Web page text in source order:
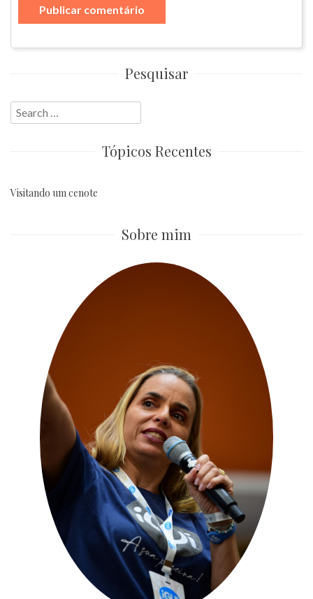
Pesquisar
Search
for:
Tópicos Recentes
Visitando um cenote
Sobre mim